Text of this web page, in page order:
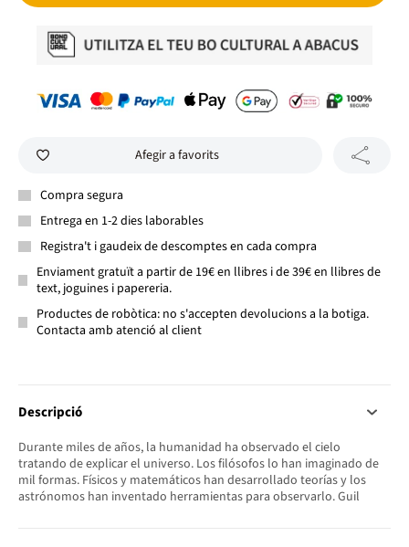
Afegir a favorits
Compra segura
Entrega en 1-2 dies laborables
Registra't i gaudeix de descomptes en cada compra
Enviament gratuït a partir de 19€ en llibres i de 39€ en llibres de
text, joguines i papereria.
Productes de robòtica: no s'accepten devolucions a la botiga.
Contacta amb atenció al client
Descripció
Durante miles de años, la humanidad ha observado el cielo
tratando de explicar el universo. Los filósofos lo han imaginado de
mil formas. Físicos y matemáticos han desarrollado teorías y los
astrónomos han inventado herramientas para observarlo. Guil